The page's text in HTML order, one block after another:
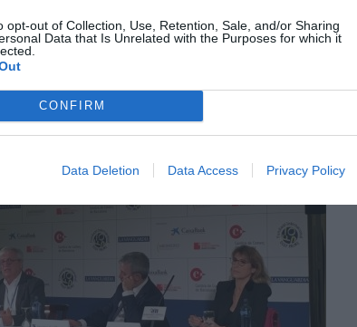
opt-out of Collection, Use, Retention, Sale, and/or Sharing
Data that Is Unrelated with the Purposes for which it
CONFIRM
Data Deletion Data Access Privacy Policy
concentració.